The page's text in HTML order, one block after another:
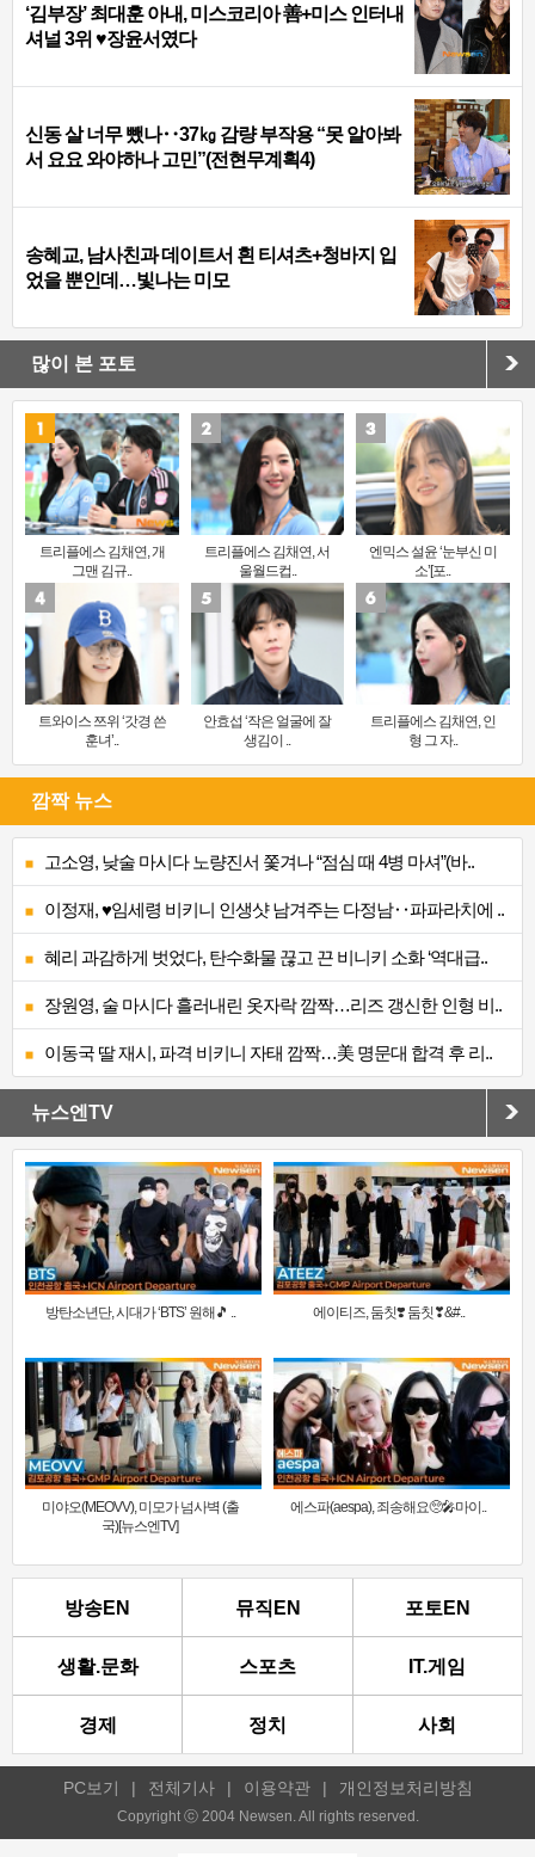
‘김부장’ 최대훈 아내, 미스코리아 善+미스 인터내
셔널 3위 ♥장윤서였다
신동 살 너무 뺐나‥37㎏ 감량 부작용 “못 알아봐
서 요요 와야하나 고민”(전현무계획4)
송혜교, 남사친과 데이트서 흰 티셔츠+청바지 입
었을 뿐인데…빛나는 미모
많이 본 포토
트리플에스 김채연, 개
그맨 김규..
트리플에스 김채연, 서
울월드컵..
엔믹스 설윤 ‘눈부신 미
소’[포..
트와이스 쯔위 ‘갓경 쓴
훈녀’..
안효섭 ‘작은 얼굴에 잘
생김이 ..
트리플에스 김채연, 인
형 그 자..
깜짝 뉴스
고소영, 낮술 마시다 노량진서 쫓겨나 “점심 때 4병 마셔”(바..
이정재, ♥임세령 비키니 인생샷 남겨주는 다정남‥파파라치에 ..
혜리 과감하게 벗었다, 탄수화물 끊고 끈 비니키 소화 ‘역대급..
장원영, 술 마시다 흘러내린 옷자락 깜짝…리즈 갱신한 인형 비..
이동국 딸 재시, 파격 비키니 자태 깜짝…美 명문대 합격 후 리..
뉴스엔TV
방탄소년단, 시대가 ‘BTS’ 원해🎵 .. 에이티즈, 둠칫❣️ 둠칫❣&#..
미야오(MEOVV), 미모가 넘사벽 (출
국)[뉴스엔TV]
에스파(aespa), 죄송해요🥺🎤마이..
방송EN 뮤직EN 포토EN
생활.문화 스포츠 IT.게임
경제 정치 사회
PC보기 | 전체기사 | 이용약관 | 개인정보처리방침
Copyright ⓒ 2004 Newsen. All rights reserved.